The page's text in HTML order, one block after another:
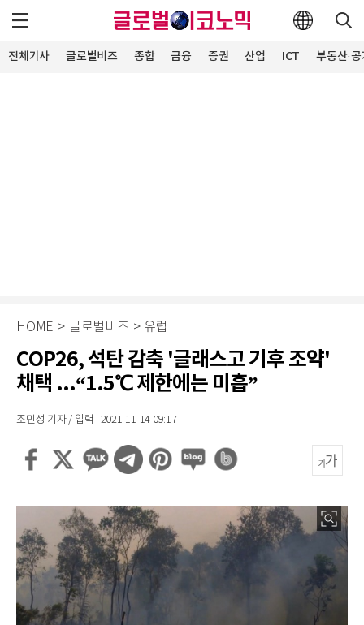
전체기사 글로벌비즈 종합 금융 증권 산업 ICT 부동산·
HOME > 글로벌비즈 > 유럽
COP26, 석탄 감축 '글래스고 기후 조약'
채택 ...“1.5℃ 제한에는 미흡”
조민성 기자 / 입력 : 2021-11-14 09:17